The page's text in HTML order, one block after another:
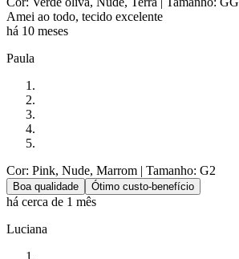
Amei ao todo, tecido excelente
há 10 meses
Paula
Cor: Pink, Nude, Marrom | Tamanho: G2
Boa qualidade Ótimo custo-benefício
há cerca de 1 mês
Luciana